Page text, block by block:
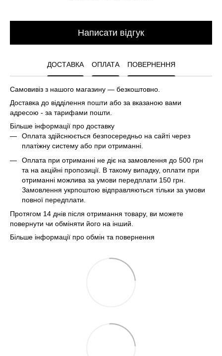
Написати відгук
ДОСТАВКА ОПЛАТА ПОВЕРНЕННЯ
Самовивіз з нашого магазину — безкоштовно.
Доставка до відділення пошти або за вказаною вами
адресою - за тарифами пошти.
Більше інформації про доставку
Оплата здійснюється безпосередньо на сайті через
платіжну систему або при отриманні.
Оплата при отриманні не діє на замовлення до 500 грн
та на акційні пропозиції. В такому випадку, оплати при
отриманні можлива за умови передплати 150 грн.
Замовлення укрпоштою відправляються тільки за умови
повної передплати.
Протягом 14 днів після отримання товару, ви можете
повернути чи обміняти його на інший.
Більше інформації про обмін та повернення